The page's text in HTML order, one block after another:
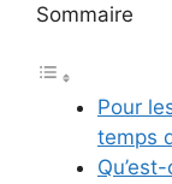
Sommaire
Pour
temps